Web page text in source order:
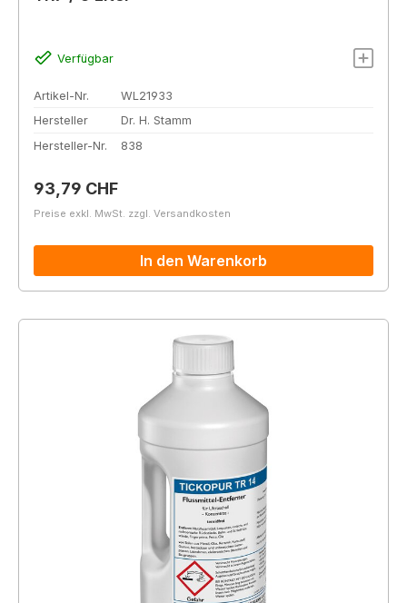
Verfügbar
Artikel-Nr.
WL21933
Hersteller
Dr. H. Stamm
Hersteller-Nr.
838
Regulärer Preis:
93,79 CHF
Preise exkl. MwSt. zzgl. Versandkosten
In den Warenkorb